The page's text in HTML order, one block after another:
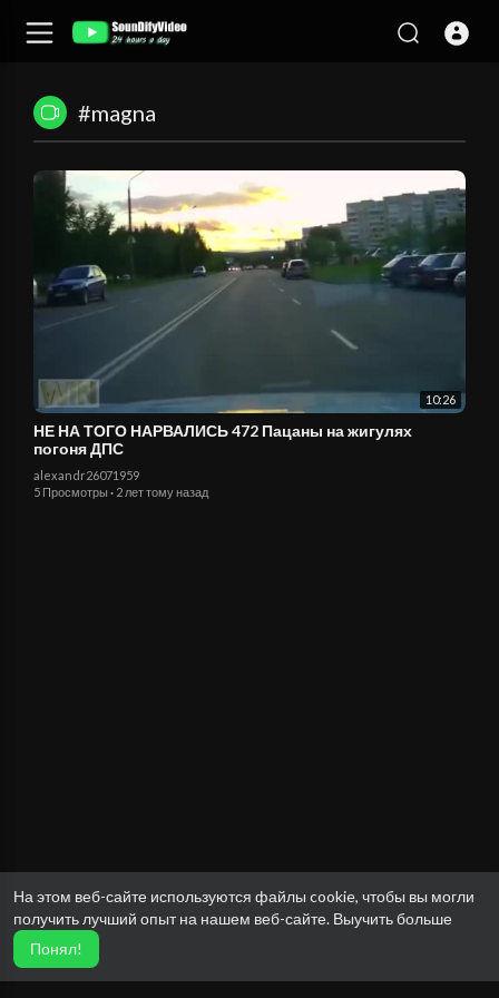
На этом веб-сайте используются файлы cookie, чтобы вы могли
получить лучший опыт на нашем веб-сайте. Выучить больше
Понял!
#magna
10:26
НЕ НА ТОГО НАРВАЛИСЬ 472 Пацаны на жигулях
погоня ДПС
alexandr26071959
5 Просмотры · 2 лет тому назад